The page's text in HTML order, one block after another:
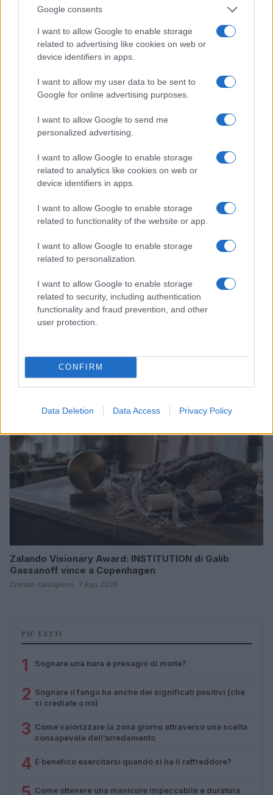
Google consents
I want to allow Google to enable storage
related to advertising like cookies on web or
device identifiers in apps.
I want to allow my user data to be sent to
Google for online advertising purposes.
I want to allow Google to send me
personalized advertising.
I want to allow Google to enable storage
related to analytics like cookies on web or
device identifiers in apps.
I want to allow Google to enable storage
related to functionality of the website or app.
I want to allow Google to enable storage
related to personalization.
I want to allow Google to enable storage
related to security, including authentication
functionality and fraud prevention, and other
user protection.
CONFIRM
Data Deletion Data Access Privacy Policy
Scopri Rocca San Giovanni, il borgo abruzzese tra
mare e storia
Cristian Castiglioni · 8 Ago 2026
LIFESTYLE
Zalando Visionary Award: INSTITUTION di Galib
Gassanoff vince a Copenhagen
Cristian Castiglioni · 7 Ago 2026
PIÙ LETTI
1 Sognare una bara è presagio di morte?
2 Sognare il fango ha anche dei significati positivi (che
ci crediate o no)
3 Come valorizzare la zona giorno attraverso una scelta
consapevole dell’arredamento
4 È benefico esercitarsi quando si ha il raffreddore?
Come ottenere una manicure impeccabile e duratura